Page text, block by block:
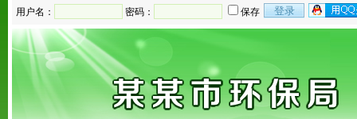
用户名： 密码： 保存